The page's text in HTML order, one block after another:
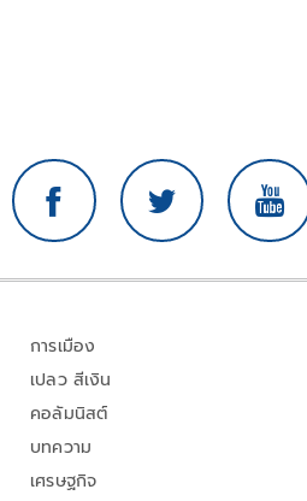
การเมือง
เปลว สีเงิน
คอลัมนิสต์
บทความ
เศรษฐกิจ